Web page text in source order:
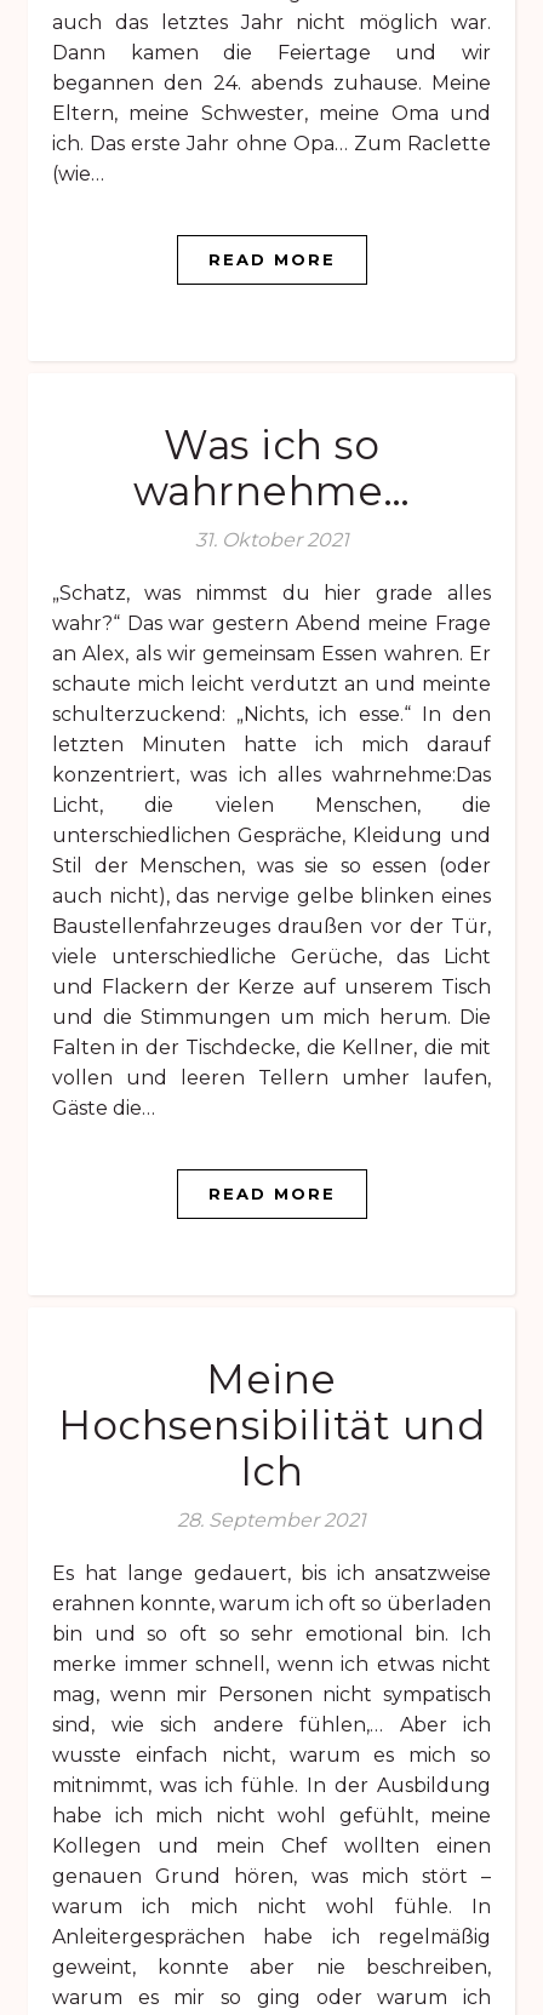
auch das letztes Jahr nicht möglich war.
Dann kamen die Feiertage und wir
begannen den 24. abends zuhause. Meine
Eltern, meine Schwester, meine Oma und
ich. Das erste Jahr ohne Opa… Zum Raclette
(wie…
READ MORE
Was ich so
wahrnehme…
31. Oktober 2021
„Schatz, was nimmst du hier grade alles
wahr?“ Das war gestern Abend meine Frage
an Alex, als wir gemeinsam Essen wahren. Er
schaute mich leicht verdutzt an und meinte
schulterzuckend: „Nichts, ich esse.“ In den
letzten Minuten hatte ich mich darauf
konzentriert, was ich alles wahrnehme:Das
Licht, die vielen Menschen, die
unterschiedlichen Gespräche, Kleidung und
Stil der Menschen, was sie so essen (oder
auch nicht), das nervige gelbe blinken eines
Baustellenfahrzeuges draußen vor der Tür,
viele unterschiedliche Gerüche, das Licht
und Flackern der Kerze auf unserem Tisch
und die Stimmungen um mich herum. Die
Falten in der Tischdecke, die Kellner, die mit
vollen und leeren Tellern umher laufen,
Gäste die…
READ MORE
Meine
Hochsensibilität und
Ich
28. September 2021
Es hat lange gedauert, bis ich ansatzweise
erahnen konnte, warum ich oft so überladen
bin und so oft so sehr emotional bin. Ich
merke immer schnell, wenn ich etwas nicht
mag, wenn mir Personen nicht sympatisch
sind, wie sich andere fühlen,… Aber ich
wusste einfach nicht, warum es mich so
mitnimmt, was ich fühle. In der Ausbildung
habe ich mich nicht wohl gefühlt, meine
Kollegen und mein Chef wollten einen
genauen Grund hören, was mich stört –
warum ich mich nicht wohl fühle. In
Anleitergesprächen habe ich regelmäßig
geweint, konnte aber nie beschreiben,
warum es mir so ging oder warum ich